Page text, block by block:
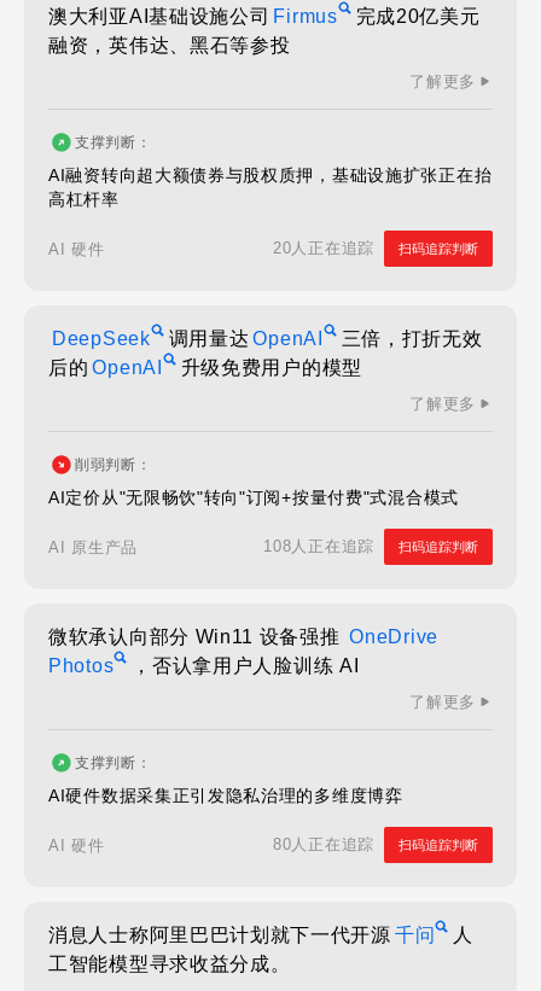
澳大利亚AI基础设施公司 Firmus
完成20亿美元
融资，英伟达、黑石等参投
了解更多
支撑判断：
AI融资转向超大额债券与股权质押，基础设施扩张正在抬
高杠杆率
AI 硬件 20人正在追踪 扫码追踪判断
DeepSeek 调用量达 OpenAI
三倍，打折无效
后的 OpenAI 升级免费用户的模型
了解更多
削弱判断：
AI定价从"无限畅饮"转向"订阅+按量付费"式混合模式
AI 原生产品 108人正在追踪 扫码追踪判断
微软承认向部分 Win11 设备强推 OneDrive
Photos
，否认拿用户人脸训练 AI
了解更多
支撑判断：
AI硬件数据采集正引发隐私治理的多维度博弈
AI 硬件 80人正在追踪 扫码追踪判断
消息人士称阿里巴巴计划就下一代开源 千问
人
工智能模型寻求收益分成。